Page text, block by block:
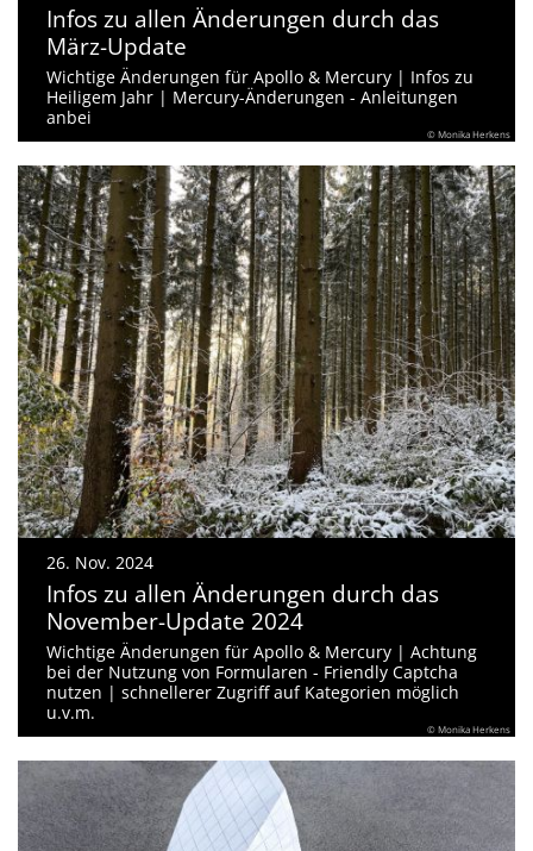
Infos zu allen Änderungen durch das
März-Update
Wichtige Änderungen für Apollo & Mercury | Infos zu
Heiligem Jahr | Mercury-Änderungen - Anleitungen
anbei
© Monika Herkens
26. Nov. 2024
Infos zu allen Änderungen durch das
November-Update 2024
Wichtige Änderungen für Apollo & Mercury | Achtung
bei der Nutzung von Formularen - Friendly Captcha
nutzen | schnellerer Zugriff auf Kategorien möglich
u.v.m.
© Monika Herkens